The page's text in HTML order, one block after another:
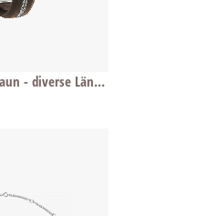
Armband Henry braun - diverse Längen